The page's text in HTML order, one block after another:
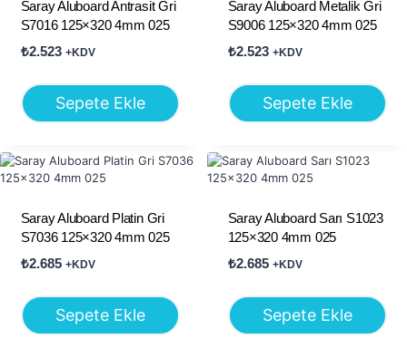
Saray Aluboard Antrasit Gri
S7016 125×320 4mm 025
₺2.523 +KDV
Sepete Ekle
Saray Aluboard Metalik Gri
S9006 125×320 4mm 025
₺2.523 +KDV
Sepete Ekle
Saray Aluboard Platin Gri
S7036 125×320 4mm 025
₺2.685 +KDV
Sepete Ekle
Saray Aluboard Sarı S1023
125×320 4mm 025
₺2.685 +KDV
Sepete Ekle